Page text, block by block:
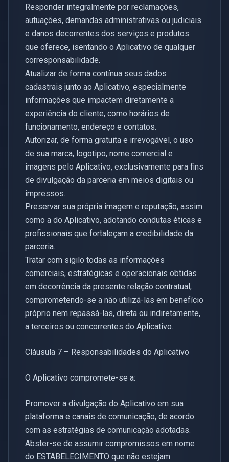
Responder integralmente por reclamações,
autuações, demandas administrativas ou judiciais
e danos decorrentes dos serviços e produtos
que oferece, isentando o Aplicativo de qualquer
corresponsabilidade.
Atualizar de forma contínua seus dados
cadastrais junto ao Aplicativo, especialmente
informações que impactem diretamente a
experiência do cliente, como horários de
funcionamento, endereço e contatos.
Autorizar, de forma gratuita e irrevogável, o uso
de sua marca, logotipo, nome comercial e
imagens pelo Aplicativo, exclusivamente para fins
de divulgação da parceria em meios digitais ou
impressos.
Preservar sua própria imagem e reputação, assim
como a do Aplicativo, adotando condutas éticas e
profissionais que fortaleçam a credibilidade da
parceria.
Tratar com sigilo todas as informações
comerciais, estratégicas e operacionais obtidas
em decorrência da presente relação contratual,
comprometendo-se a não utilizá-las em benefício
próprio nem repassá-las, direta ou indiretamente,
a terceiros ou concorrentes do Aplicativo.
Cláusula 7 – Responsabilidades do Aplicativo
O Aplicativo compromete-se a:
Promover a divulgação do Aplicativo em sua
plataforma e canais de comunicação, de acordo
com as estratégias de comunicação adotadas.
Abster-se de assumir compromissos em nome
do ESTABELECIMENTO que não estejam